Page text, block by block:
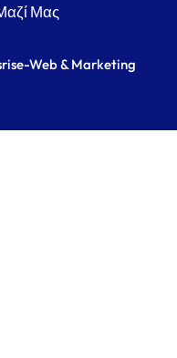
Μας
Web & Marketing